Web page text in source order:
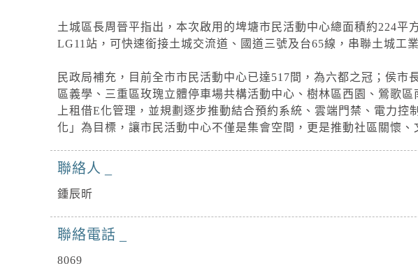
土城區長周晉平指出，本次啟用的埤塘市民活動中心總面積約224
LG11站，可快速銜接土城交流道、國道三號及台65線，串聯土城工
民政局補充，目前全市市民活動中心已達517間，為六都之冠；侯
區義學、三重區玫瑰立體停車場共構活動中心、樹林區西園、鶯歌
上租借E化管理，並規劃逐步推動結合預約系統、雲端門禁、電力
化」為目標，讓市民活動中心不僅是集會空間，更是推動社區關懷
聯絡人
鍾辰昕
聯絡電話
8069